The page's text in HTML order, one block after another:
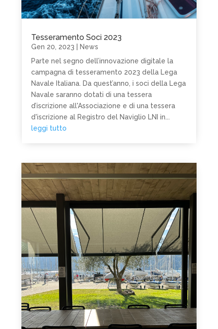
Tesseramento Soci 2023
Gen 20, 2023
News
Parte nel segno dell’innovazione digitale la
campagna di tesseramento 2023 della Lega
Navale Italiana. Da quest’anno, i soci della Lega
Navale saranno dotati di una tessera
d’iscrizione all'Associazione e di una tessera
d'iscrizione al Registro del Naviglio LNI in...
leggi tutto